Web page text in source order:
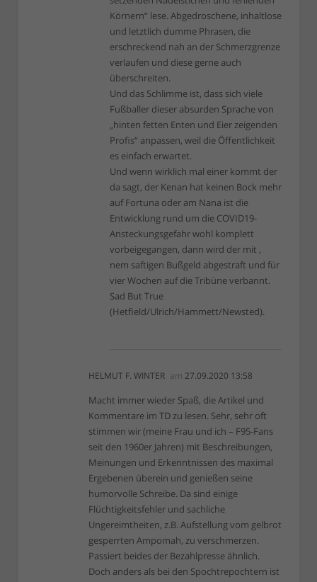
Körnern“ lese. Abgedroschene, inhaltlose
und letztlich dumme Phrasen, die
erschreckend nah an der Schmerzgrenze
verlaufen und diese gerne auch
überschreiten.
Und das Schlimme ist, dass sich viele
Fußballer dieser absurden Sprache von
„hinten fetten Enten und Eier zeigenden
Profis“ anpassen, weil die Öffentlichkeit
es einfach erwartet.
Und wenn wirklich mal einer kommt der
da sagt, der Kenan hat keinen Bock mehr
auf Fortuna oder am Nana ist die
Entwicklung rund um die COVID19-
Ansteckungsgefahr wohl komplett
vorbeigegangen, dann wird der mit ‚
nem saftigen Bußgeld abgestraft und für
vier Wochen auf die Tribüne verbannt.
Sad But True
(Hetfield/Ulrich/Hammett/Newsted).
HELMUT F. WINTER am 27.09.2020 13:58
Macht immer wieder Spaß, die Artikel und
Kommentare im TD zu lesen. Sehr, sehr oft
stimmen wir (meine Frau und ich – F95-Fans
seit den 1960er Jahren) mit Beschreibungen,
Meinungen und Erkenntnissen des maximal
Ergebenen überein und genießen seine
humorvolle Schreibe. Da sind einige
Flüchtigkeitsfehler und sachliche
Ungereimtheiten, z.B. Aufstellung vom gelbrot
gesperrten Ampomah, zu verschmerzen.
Passiert beides der Bezahlpresse ähnlich.
Doch anders als bei den Spochtrepochtern ist